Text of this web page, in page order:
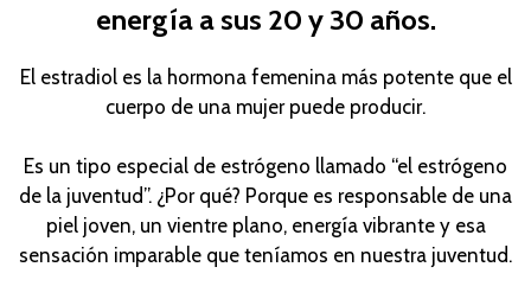
energía a sus 20 y 30 años.
El estradiol es la hormona femenina más potente que el
cuerpo de una mujer puede producir.
Es un tipo especial de estrógeno llamado “el estrógeno
de la juventud”. ¿Por qué? Porque es responsable de una
piel joven, un vientre plano, energía vibrante y esa
sensación imparable que teníamos en nuestra juventud.